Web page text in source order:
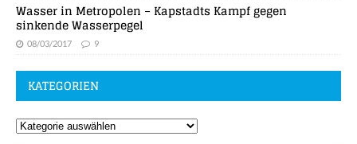
Wasser in Metropolen – Kapstadts Kampf gegen
sinkende Wasserpegel
08/03/2017 9
KATEGORIEN